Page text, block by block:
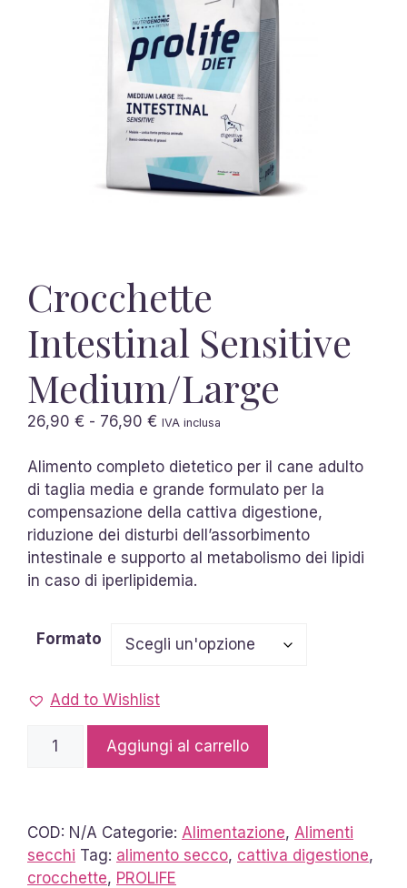
Crocchette
Intestinal Sensitive
Medium/Large
26,90 € - 76,90 €Fascia
prezzo:
da
26,90 €
a
76,90 €
IVA inclusa
Alimento completo dietetico per il cane adulto
di taglia media e grande formulato per la
compensazione della cattiva digestione,
riduzione dei disturbi dell’assorbimento
intestinale e supporto al metabolismo dei lipidi
in caso di iperlipidemia.
Formato
Add to Wishlist
Intestinal
quantità
Aggiungi al carrello
COD: N/A Categorie: Alimentazione, Alimenti
secchi Tag: alimento secco, cattiva digestione,
crocchette, PROLIFE